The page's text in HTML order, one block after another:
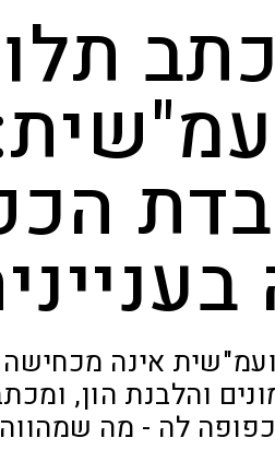
אינה
והלבנת הון,
לה - מה